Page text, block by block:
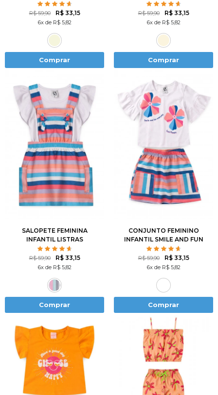
DELICADO
R$ 59,90 R$ 33,15
6x de R$ 5,82
Comprar
LOVE
R$ 59,90 R$ 33,15
6x de R$ 5,82
Comprar
1 2 3 4 6
SALOPETE FEMININA
INFANTIL LISTRAS
COLORIDA
R$ 59,90 R$ 33,15
6x de R$ 5,82
Comprar
3 4 6 8
CONJUNTO FEMININO
INFANTIL SMILE AND FUN
R$ 59,90 R$ 33,15
6x de R$ 5,82
Comprar